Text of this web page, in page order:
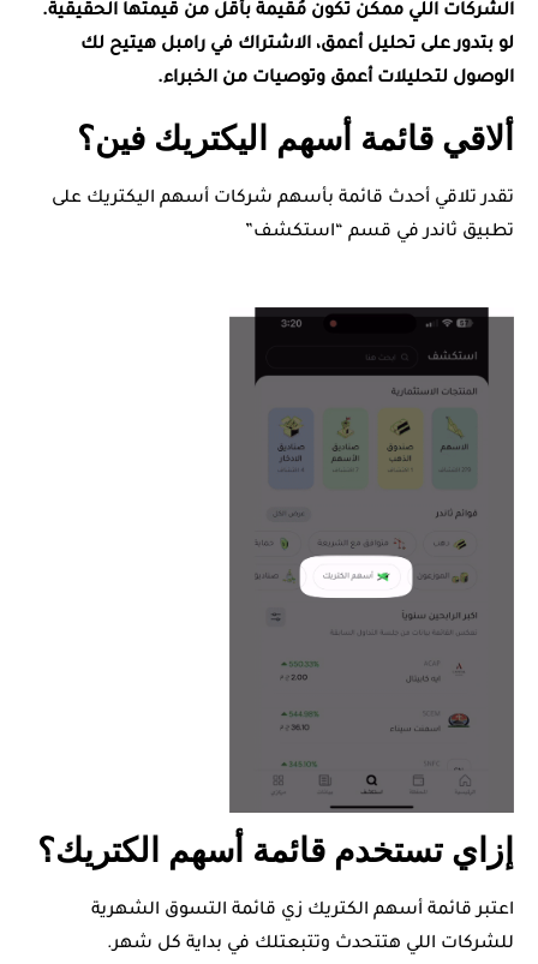
الشركات اللي ممكن تكون مُقيمة بأقل من قيمتها الحقيقية.
لو بتدور على تحليل أعمق، الاشتراك في رامبل هيتيح لك
الوصول لتحليلات أعمق وتوصيات من الخبراء.
ألاقي قائمة أسهم اليكتريك فين؟
تقدر تلاقي أحدث قائمة بأسهم شركات أسهم اليكتريك على
تطبيق ثاندر في قسم “استكشف”
إزاي تستخدم قائمة أسهم الكتريك؟
اعتبر قائمة أسهم الكتريك زي قائمة التسوق الشهرية
للشركات اللي هتتحدث وتتبعتلك في بداية كل شهر.